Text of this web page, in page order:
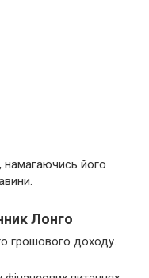
намагаючись його
Лонго
грошового доходу.